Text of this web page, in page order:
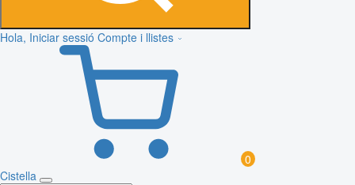
Hola, Iniciar sessió Compte i llistes
0
Cistella